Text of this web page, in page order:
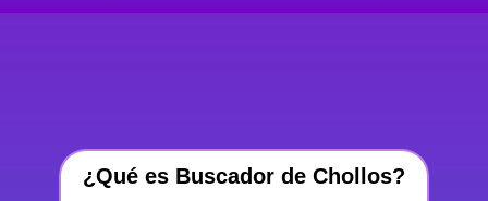
¿Qué es Buscador de Chollos?